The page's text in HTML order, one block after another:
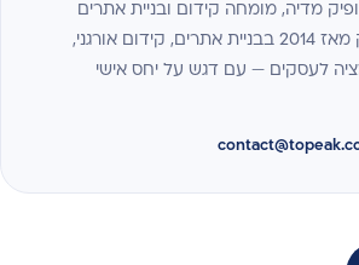
מדיה, מומחה קידום ובניית אתרים
ומרצה בתחום. עוסק מאז 2014 בבניית אתרים, קידום אורגני,
לעסקים — עם דגש על יחס אישי